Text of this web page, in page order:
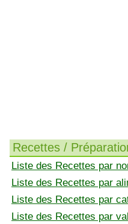
Recettes /
Liste des Recettes par
Liste des Recettes par
Liste des Recettes par
Liste des Recettes par